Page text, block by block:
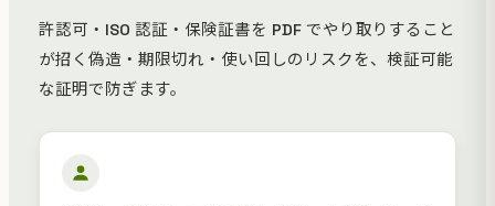
許認可・ISO 認証・保険証書を PDF でやり取りすること
が招く偽造・期限切れ・使い回しのリスクを、検証可能
な証明で防ぎます。